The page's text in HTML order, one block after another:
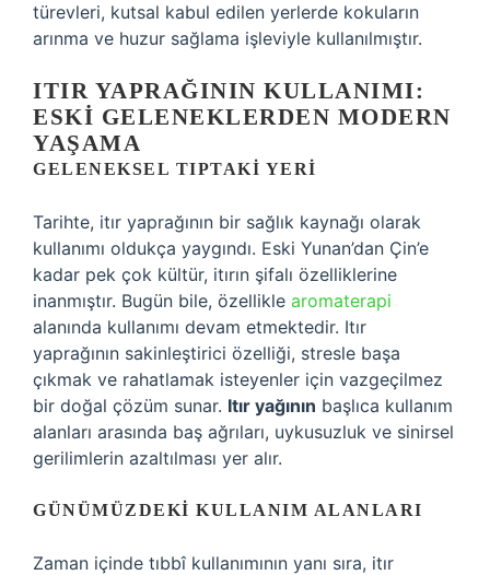
türevleri, kutsal kabul edilen yerlerde kokuların
arınma ve huzur sağlama işleviyle kullanılmıştır.
ITIR YAPRAĞININ KULLANIMI:
ESKI GELENEKLERDEN MODERN
YAŞAMA
GELENEKSEL TIPTAKI YERI
Tarihte, itır yaprağının bir sağlık kaynağı olarak
kullanımı oldukça yaygındı. Eski Yunan’dan Çin’e
kadar pek çok kültür, itırın şifalı özelliklerine
inanmıştır. Bugün bile, özellikle aromaterapi
alanında kullanımı devam etmektedir. Itır
yaprağının sakinleştirici özelliği, stresle başa
çıkmak ve rahatlamak isteyenler için vazgeçilmez
bir doğal çözüm sunar. Itır yağının başlıca kullanım
alanları arasında baş ağrıları, uykusuzluk ve sinirsel
gerilimlerin azaltılması yer alır.
GÜNÜMÜZDEKI KULLANIM ALANLARI
Zaman içinde tıbbî kullanımının yanı sıra, itır